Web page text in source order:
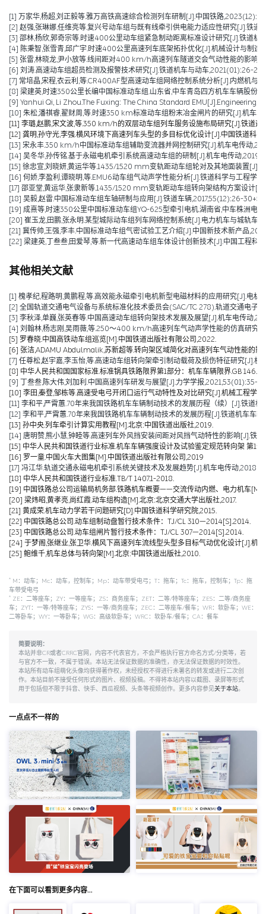
[1] 万家华,杨超,刘正毅等.雅万高铁高速综合检测列车研制[J].中国铁路
[2] 赵强,张琳娜,任维亮等.复兴号动车组与既有线牵引供电能力适应性研究[J].铁
[3] 邵林,杨欣,郭奇宗等.时速400公里动车组紧急制动距离标准设计研究[J].铁道机
[4] 陈秉智,张雪青,邱广宇.时速400公里高速列车底架拓扑优化[J].机械设计与制造
[5] 张雷,林晓龙,尹小放等.线间距对400 km/h高速列车隧道交会气动性能的影响
[6] 刘涛.高速动车组超员检测及报警技术研究[J].铁道机车与动车,2021(01):26-
[7] 常培晶,宋程,衣云利,等.CR400AF型高速动车组网络控制系统分析[J].内燃机与
[8] 梁建英,时速350公里长编中国标准动车组.山东省,中车青岛四方机车车辆股份
[9] Yanhui Qi, Li Zhou.The Fuxing: The China Standard
[10] 朱松,潘祺睿,翟财周,等.时速350 km标准动车组粉末冶金闸片的研究[J].机车
[11] 李璐,赵鹏,宋文波,等.350 km/h的双层动车组列车服务设施布局研究[J].铁道
[12] 龚明,孙守光,李强.横风环境下高速列车头型的多目标优化设计[J].中国铁道科
[13] 宋永丰.350 km/h中国标准动车组辅助变流器并网控制研究[J].机车电传动
[14] 吴冬华,孙传铭.基于永磁电机牵引系统高速动车组的研制[J].机车电传动
[15] 徐忠宣,刘晓妍,黄运华等.1435/1520 mm变轨距动车组轮对及其地面装置[J].
[16] 何娇,李盈利,谭晓明,等.EMU6动车组气动声学性能分析[J].铁道科学与工程学
[17] 邵亚堂,黄运华,张隶新等.1435/1520 mm变轨距动车组转向架结构方案设计
[18] 吴毅,赵雷.中国标准动车组车轴研制与应用[J].铁道车辆,2017,55(12):26-30+56.
[19] 成熹等,时速350公里中国标准动车组YQ-625型牵引电机.湖南省,中车株洲电机
[20] 崔玉龙,田鹏,张永明.某型城际动车组列车网络控制系统[J].电力机车与城轨车
[21] 冀传帅,王强,李丰.中国标准动车组气密试验工艺介绍[J].中国新技术新产品
[22] 梁建英,丁叁叁,田爱琴,等.新一代高速动车组车体设计创新技术[J].中国工程科
其他相关文献
[1] 槐孝纪,程路明,黄鹏程,等.高效能永磁牵引电机新型电磁材料的应用研究[J].电
[2] 全国轨道交通电气设备与系统标准化技术委员会(SAC/TC 278).轨道交通电
[3] 李秋泽,单巍,张英春等.中国高速动车组转向架技术发展及展望[J].机车电传动
[4] 刘翰林,杨志刚,吴雨薇,等.250～400 km/h高速列车气动声学性能的仿真研究
[5] 罗春晓.中国高铁动车组巡览[M].中国铁道出版社有限公司,2022.
[6] 张洁,ADAMU Abdulmalik,苏新超等.转向架区域简化对高速列车气动性能的
[7] 任尊松,赵宇嘉,李玉怡,等.高速动车组转向架牵引制动载荷及损伤特征研究[J].机
[8] 中华人民共和国国家标准.标准锅具铁路限界第1部分：机车车辆限界.GB
[9] 丁叁叁,陈大伟,刘加利.中国高速列车研发与展望[J].力学学报,2021,53(01):35-
[10] 李田,秦登,邹栋等.高速受电弓开闭口运行气动特性及对比研究[J].机械工程学
[11] 李和平,严霄蕙.70年来我国铁路机车车辆制动技术的发展历程（续）[J].铁道
[12] 李和平,严霄蕙.70年来我国铁路机车车辆制动技术的发展历程[J].铁道机车车
[13] 孙中央.列车牵引计算实用教程[M].北京:中国铁道出版社,2019.
[14] 唐明赞,熊小慧,钟睦等.高速列车外风挡安装间距对风挡气动特性的影响[J].铁
[15] 中华人民共和国铁道行业标准.机车车辆强度设计及试验鉴定规范转向架 第1
[16] 罗一童.中国火车大图集[M].中国铁道出版社有限公司,2019
[17] 冯江华.轨道交通永磁电机牵引系统关键技术及发展趋势[J].机车电传动
[18] 中华人民共和国铁道行业标准.TB/T 1407.1-2018.
[19] 中国铁路总公司运输局机务部.铁路机车概要——交流传动内燃、电力机车[M].
[20] 梁炜昭,黄孝亮,尚红霞.动车组构造[M].北京:北京交通大学出版社,2017.
[21] 黄成荣.机车动力学若干问题研究[D].中国铁道科学研究院,2015.
[22] 中国铁路总公司.动车组制动盘暂行技术条件：TJ/CL 310—2014[S].2014.
[23] 中国铁路总公司.动车组闸片暂行技术条件：TJ/CL 307—2014[S].2014.
[24] 于梦阁,张继业,张卫华.横风下高速列车流线型头型多目标气动优化设计[J].机
[25] 鲍维千,机车总体与转向架[M].北京:中国铁道出版社,2010.
* M：动车；Mc：动车，控制车；Mp：动车带受电弓；T：拖车；Tc：拖车，控制车；Tp：拖
车带受电弓
* ZE：二等座车；ZY：一等座车；ZS：商务座车；ZET：二等/特等座车；ZES：二等/商务座
车；ZYT：一等/特等座车；ZYS：一等/商务座车；ZEC：二等座车/餐车；WR：软卧车；WE：
二等卧车；WY：一等卧车；WG：高级软卧车；WRC：软卧车/餐车；CA：餐车
简要说明：
本站并非CR或者CRRC官网，内容不代表官方，不会严格执行官方命名方式/分类等，若
与官方不一致，不属于错误。本站无法保证数据的准确性，亦无法保证数据的时效性。
本站所有动车组萌化头像均获得著作权，未经授权不得进行未署名的转发或进行二次创
作。本站目前不接受任何形式的图片、视频投稿。不得将本站内容以截图、录屏等形式
用于包括但不限于抖音、快手、西瓜视频、头条等视频创作。更多内容参见关于本站。
一点点不一样的
在下面可以看到更多内容…